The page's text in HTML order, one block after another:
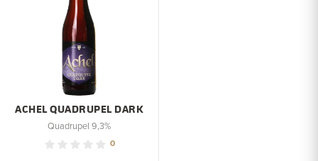
ACHEL QUADRUPEL DARK
Quadrupel 9,3%
0